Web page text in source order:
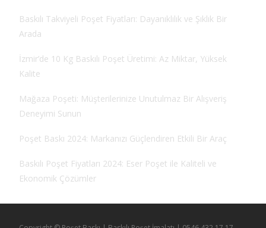
Baskılı Takviyeli Poşet Fiyatları: Dayanıklılık ve Şıklık Bir
Arada
İzmir’de 10 Kg Baskılı Poşet Üretimi: Az Miktar, Yüksek
Kalite
Mağaza Poşeti: Müşterilerinize Unutulmaz Bir Alışveriş
Deneyimi Sunun
Poşet Baskı 2024: Markanızı Güçlendiren Etkili Bir Araç
Baskılı Poşet Fiyatları 2024: Eser Poşet ile Kaliteli ve
Ekonomik Çözümler